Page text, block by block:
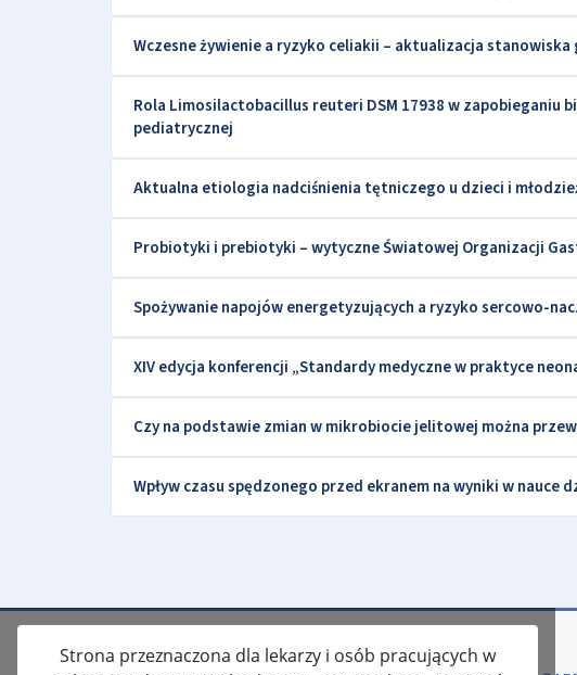
Wczesne żywienie a ryzyko celiakii – aktualizacja stanowiska
Rola Limosilactobacillus reuteri DSM 17938 w
pediatrycznej
Aktualna etiologia nadciśnienia tętniczego u dzieci i
Probiotyki i prebiotyki – wytyczne Światowej Organizacji
Spożywanie napojów energetyzujących a ryzyko sercowo-
XIV edycja konferencji „Standardy medyczne w praktyce
Czy na podstawie zmian w mikrobiocie jelitowej można
Wpływ czasu spędzonego przed ekranem na wyniki w nauce
Strona przeznaczona dla lekarzy i osób pracujących w